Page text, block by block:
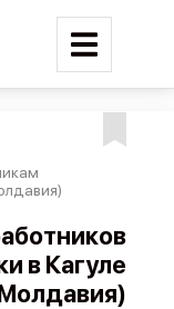
в Кагуле